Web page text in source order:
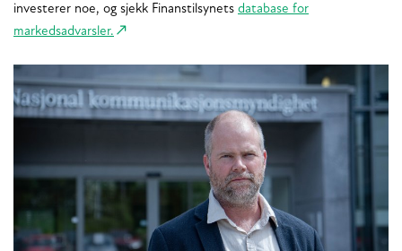
investerer noe, og sjekk Finanstilsynets database for
markedsadvarsler.